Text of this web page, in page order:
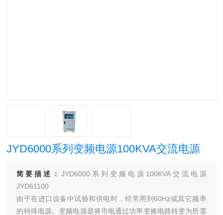
JYD6000系列变频电源100KVA交流电源
简要描述：JYD6000系列变频电源100KVA交流电源
JYD61100
由于在进口设备中试验和供电时，经常用到60Hz或其它频率
的特殊电源。变频电源是将市电通过功率变换电路转变为所需